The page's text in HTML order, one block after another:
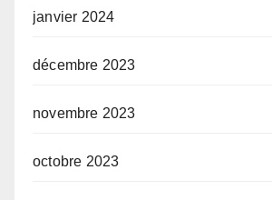
janvier 2024
décembre 2023
novembre 2023
octobre 2023